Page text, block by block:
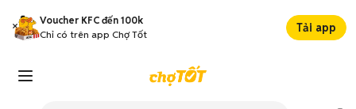
Voucher KFC đến 100k
Chỉ có trên app Chợ Tốt
Tải app